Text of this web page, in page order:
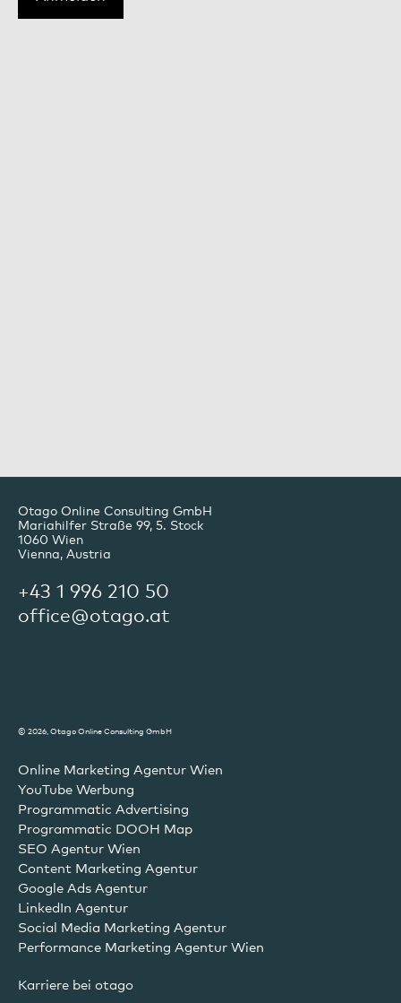
Otago Online Consulting GmbH
Mariahilfer Straße 99, 5. Stock
1060 Wien
Vienna, Austria
+43 1 996 210 50
office@otago.at
© 2026, Otago Online Consulting GmbH
Online Marketing Agentur Wien
YouTube Werbung
Programmatic Advertising
Programmatic DOOH Map
SEO Agentur Wien
Content Marketing Agentur
Google Ads Agentur
LinkedIn Agentur
Social Media Marketing Agentur
Performance Marketing Agentur Wien
Karriere bei otago